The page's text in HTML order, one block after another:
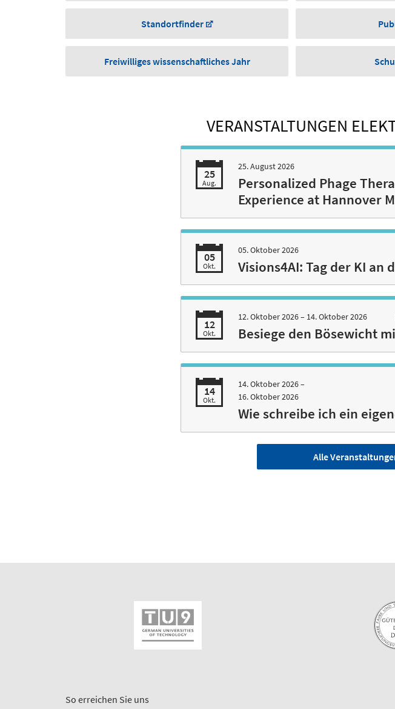
Standortfinder
Freiwilliges wissenschaftliches Jahr
VERANSTALTUNGEN
25
Aug.
25. August 2026
Personalized Phage
Experience at Hannover
05
Okt.
05. Oktober 2026
Visions4AI: Tag der KI an
12
Okt.
12. Oktober 2026 – 14. Oktober 2026
Besiege den Bösewicht
14
Okt.
14. Oktober 2026 –
16. Oktober 2026
Wie schreibe ich ein
Alle
So erreichen Sie uns